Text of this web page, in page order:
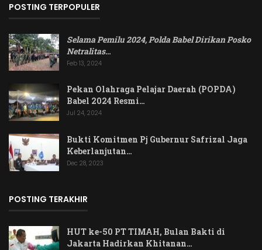
POSTING TERPOPULER
Selama Pemilu 2024, Polda Babel Dirikan Posko
Netralitas…
Feb 13, 2024
Pekan Olahraga Pelajar Daerah (POPDA)
Babel 2024 Resmi…
Jul 24, 2024
Bukti Komitmen Pj Gubernur Safrizal Jaga
Keberlanjutan…
Dec 28, 2023
POSTING TERAKHIR
HUT ke-50 PT TIMAH, Bulan Bakti di
Jakarta Hadirkan Khitanan…